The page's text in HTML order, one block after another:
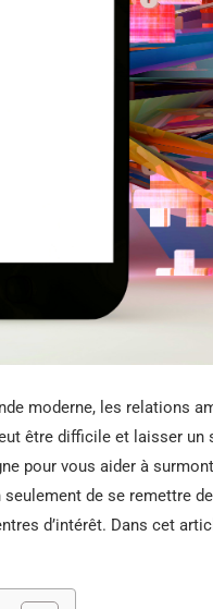
moderne, les relations
être difficile et laisser
pour vous aider à
de se remettre
d’intérêt. Dans cet